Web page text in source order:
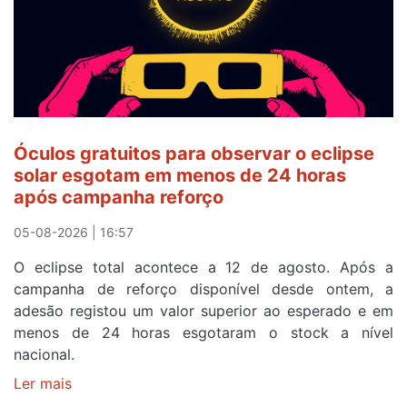
ser
o
quarto
a
a
meta
em
Sintra
primeira
etapa
da
87ª
Volta
Óculos gratuitos para observar o eclipse
solar esgotam em menos de 24 horas
após campanha reforço
05-08-2026 | 16:57
O eclipse total acontece a 12 de agosto. Após a
campanha de reforço disponível desde ontem, a
adesão registou um valor superior ao esperado e em
menos de 24 horas esgotaram o stock a nível
nacional.
Ler mais